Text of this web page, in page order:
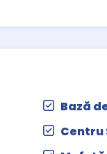
Bază
Centru